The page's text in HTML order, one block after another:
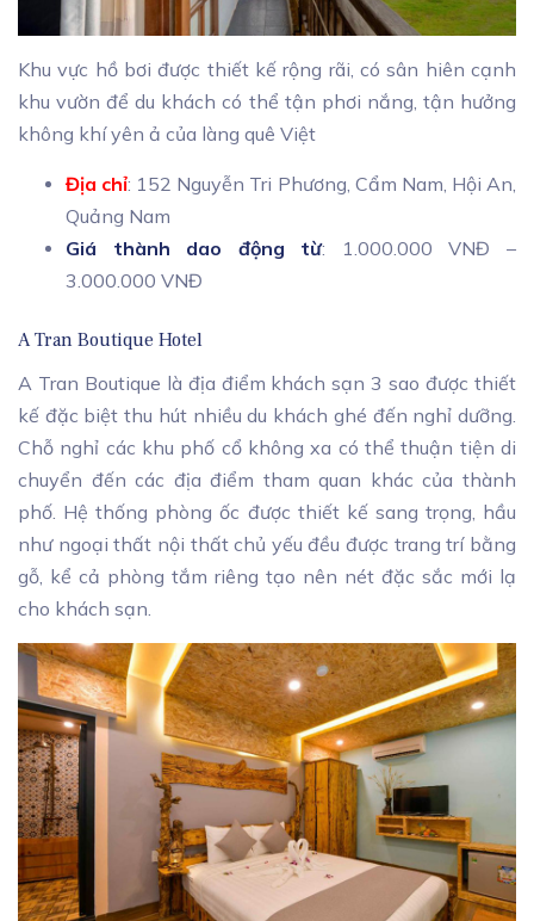
Khu vực hồ bơi được thiết kế rộng rãi, có sân hiên cạnh
khu vườn để du khách có thể tận phơi nắng, tận hưởng
không khí yên ả của làng quê Việt
Địa chỉ: 152 Nguyễn Tri Phương, Cẩm Nam, Hội An,
Quảng Nam
Giá thành dao động từ: 1.000.000 VNĐ –
3.000.000 VNĐ
A Tran Boutique Hotel
A Tran Boutique là địa điểm khách sạn 3 sao được thiết
kế đặc biệt thu hút nhiều du khách ghé đến nghỉ dưỡng.
Chỗ nghỉ các khu phố cổ không xa có thể thuận tiện di
chuyển đến các địa điểm tham quan khác của thành
phố. Hệ thống phòng ốc được thiết kế sang trọng, hầu
như ngoại thất nội thất chủ yếu đều được trang trí bằng
gỗ, kể cả phòng tắm riêng tạo nên nét đặc sắc mới lạ
cho khách sạn.